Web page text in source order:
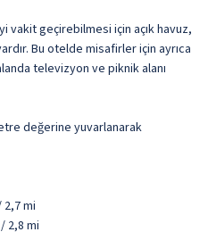
geçirebilmesi için açık havuz,
Bu otelde misafirler için ayrıca
televizyon ve piknik alanı
değerine yuvarlanarak
mi
2,8 mi